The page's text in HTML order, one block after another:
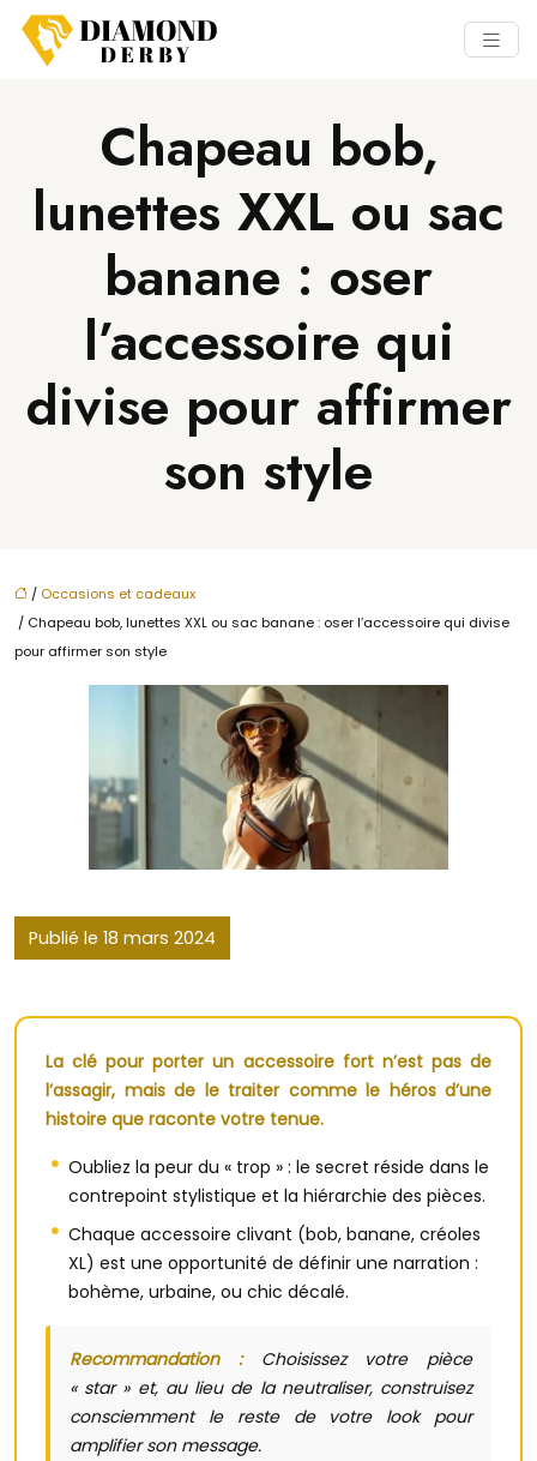
Chapeau bob,
lunettes XXL ou sac
banane : oser
l’accessoire qui
divise pour affirmer
son style
/ Occasions et cadeaux
/ Chapeau bob, lunettes XXL ou sac banane : oser l’accessoire qui divise
pour affirmer son style
Publié le 18 mars 2024
La clé pour porter un accessoire fort n’est pas de
l’assagir, mais de le traiter comme le héros d’une
histoire que raconte votre tenue.
Oubliez la peur du « trop » : le secret réside dans le
contrepoint stylistique et la hiérarchie des pièces.
Chaque accessoire clivant (bob, banane, créoles
XL) est une opportunité de définir une narration :
bohème, urbaine, ou chic décalé.
Recommandation :Choisissez votre pièce
« star » et, au lieu de la neutraliser, construisez
consciemment le reste de votre look pour
amplifier son message.